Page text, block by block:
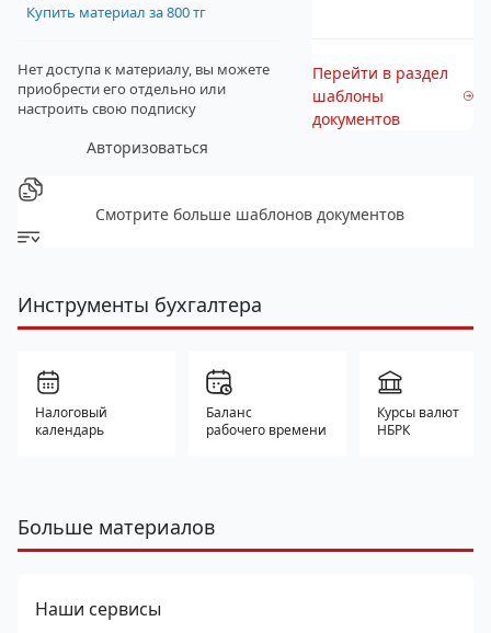
Купить материал за 800 тг
Нет доступа к материалу, вы можете
приобрести его отдельно или
настроить свою подписку
Авторизоваться
Перейти в раздел
шаблоны
документов
Смотрите больше шаблонов документов
Инструменты бухгалтера
Налоговый
календарь
Баланс
рабочего времени
Курсы валют
НБРК
Больше материалов
Наши сервисы